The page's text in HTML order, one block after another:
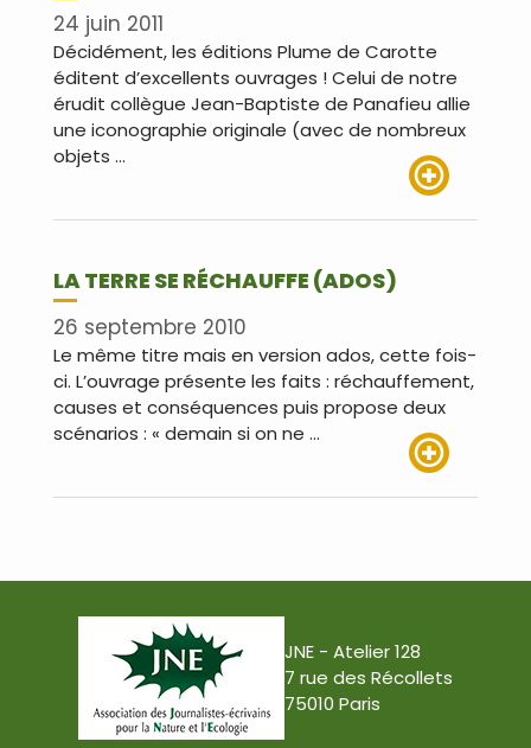
24 juin 2011
Décidément, les éditions Plume de Carotte
éditent d’excellents ouvrages ! Celui de notre
érudit collègue Jean-Baptiste de Panafieu allie
une iconographie originale (avec de nombreux
objets …
LA TERRE SE RÉCHAUFFE (ADOS)
26 septembre 2010
Le même titre mais en version ados, cette fois-
ci. L’ouvrage présente les faits : réchauffement,
causes et conséquences puis propose deux
scénarios : « demain si on ne …
JNE - Atelier 128
7 rue des Récollets
75010 Paris